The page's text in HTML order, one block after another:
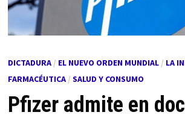
DICTADURA/ EL NUEVO ORDEN MUNDIAL/ LA
FARMACÉUTICA/ SALUD Y CONSUMO
Pfizer admite en